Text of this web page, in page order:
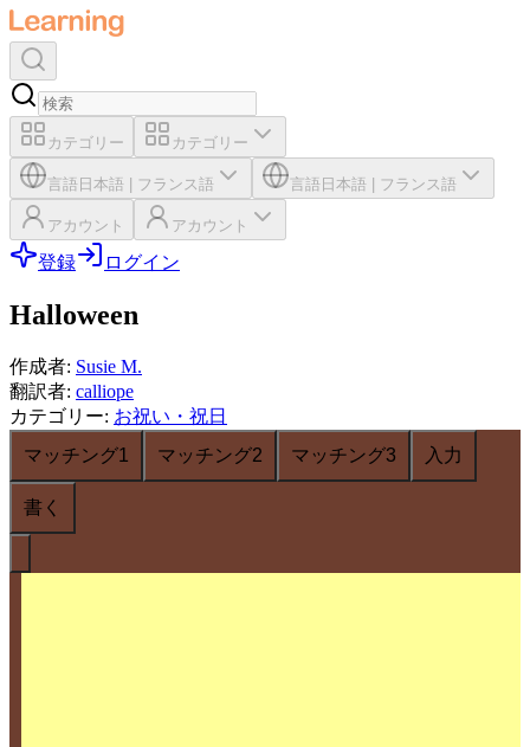
カテゴリー カテゴリー
言語 日本語 フランス語 言語 日本語 フランス語
アカウント アカウント
登録 ログイン
Halloween
作成者: Susie M.
翻訳者: calliope
カテゴリー: お祝い・祝日
マッチング1
マッチング2 マッチング3 入力
書く